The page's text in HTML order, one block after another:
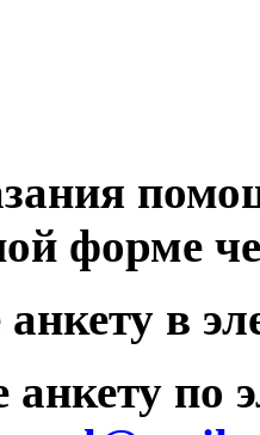
форме
анкету в
анкету по